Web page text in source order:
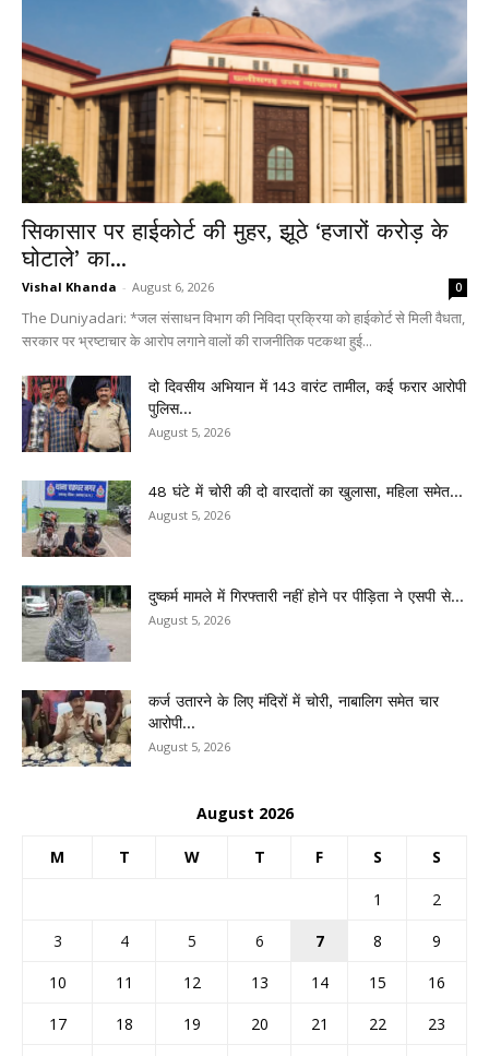
सिकासार पर हाईकोर्ट की मुहर, झूठे ‘हजारों करोड़ के
घोटाले’ का...
Vishal Khanda - August 6, 2026 0
The Duniyadari: *जल संसाधन विभाग की निविदा प्रक्रिया को हाईकोर्ट से मिली वैधता,
सरकार पर भ्रष्टाचार के आरोप लगाने वालों की राजनीतिक पटकथा हुई...
दो दिवसीय अभियान में 143 वारंट तामील, कई फरार आरोपी
पुलिस...
August 5, 2026
48 घंटे में चोरी की दो वारदातों का खुलासा, महिला समेत...
August 5, 2026
दुष्कर्म मामले में गिरफ्तारी नहीं होने पर पीड़िता ने एसपी से...
August 5, 2026
कर्ज उतारने के लिए मंदिरों में चोरी, नाबालिग समेत चार
आरोपी...
August 5, 2026
August 2026
M T W T F S S
1
2
3
4 5 6 7 8
9
10
11 12 13 14 15
16
17
18 19 20 21 22
23